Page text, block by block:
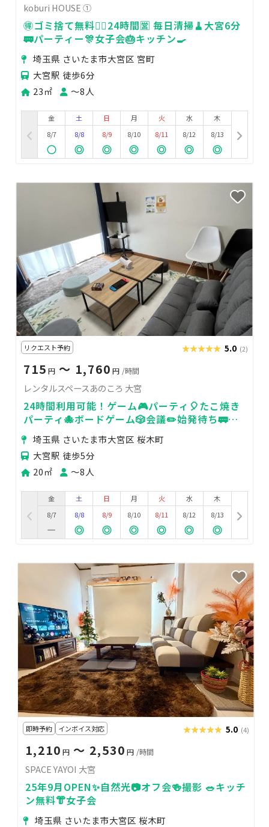
koburi HOUSE ①
🉐ゴミ捨て無料🙆‍♀️24時間🈺 毎日清掃🧹大宮6分
🚃パーティー🎊女子会🎂キッチン🍳
埼玉県 さいたま市大宮区 宮町
大宮駅 徒歩6分
23㎡
〜8人
金
8/7
土
8/8
日
8/9
月
8/10
火
8/11
水
8/12
木
8/13
リクエスト予約 ★★★★★
★★★★★ 5.0 (2)
715 円 〜 1,760 円 /時間
レンタルスペースあのころ 大宮
24時間利用可能！ゲーム🎮パーティ🎈たこ焼き
パーティ🐙ボードゲーム🎲会議✏️始発待ち🚃な
ど 埼玉県 さいたま市大宮区 桜木町
大宮駅 徒歩5分
20㎡
〜8人
金
8/7
土
8/8
日
8/9
月
8/10
火
8/11
水
8/12
木
8/13
即時予約 インボイス対応 ★★★★★
★★★★★ 5.0 (4)
1,210 円〜 2,530 円 /時間
SPACE YAYOI 大宮
25年9月OPEN✨自然光📷オフ会🍻撮影 🥗キッチ
ン無料👘女子会
埼玉県 さいたま市大宮区 桜木町